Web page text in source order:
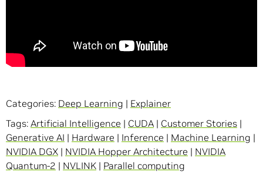
Categories: Deep Learning | Explainer
Tags: Artificial Intelligence | CUDA | Customer Stories |
Generative AI | Hardware | Inference | Machine Learning |
NVIDIA DGX | NVIDIA Hopper Architecture | NVIDIA
Quantum-2 | NVLINK | Parallel computing